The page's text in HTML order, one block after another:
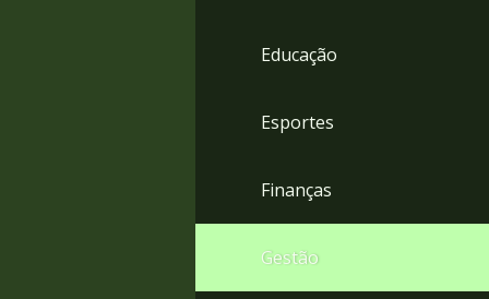
Educação
Esportes
Finanças
Gestão